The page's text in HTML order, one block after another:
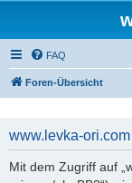
FAQ
Foren-Übersicht
www.levka-
Mit dem Zugriff auf